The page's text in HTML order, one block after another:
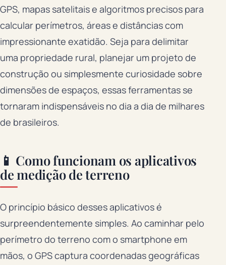
GPS, mapas satelitais e algoritmos precisos para
calcular perímetros, áreas e distâncias com
impressionante exatidão. Seja para delimitar
uma propriedade rural, planejar um projeto de
construção ou simplesmente curiosidade sobre
dimensões de espaços, essas ferramentas se
tornaram indispensáveis no dia a dia de milhares
de brasileiros.
📱 Como funcionam os aplicativos
de medição de terreno
O princípio básico desses aplicativos é
surpreendentemente simples. Ao caminhar pelo
perímetro do terreno com o smartphone em
mãos, o GPS captura coordenadas geográficas